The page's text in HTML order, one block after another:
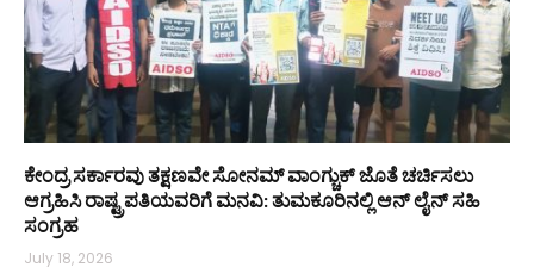
ಕೇಂದ್ರ ಸರ್ಕಾರವು ತಕ್ಷಣವೇ ಸೋನಮ್ ವಾಂಗ್ಚುಕ್ ಜೊತೆ ಚರ್ಚಿಸಲು
ಆಗ್ರಹಿಸಿ ರಾಷ್ಟ್ರಪತಿಯವರಿಗೆ ಮನವಿ: ತುಮಕೂರಿನಲ್ಲಿ ಆನ್‌ ಲೈನ್ ಸಹಿ
ಸಂಗ್ರಹ
July 18, 2026